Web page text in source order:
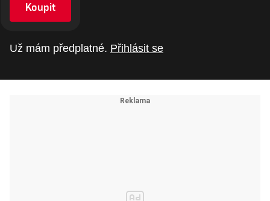
Koupit
Už mám předplatné. Přihlásit se